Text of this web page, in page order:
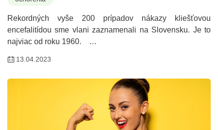
Rekordných vyše 200 prípadov nákazy kliešťovou
encefalitídou sme vlani zaznamenali na Slovensku. Je to
najviac od roku 1960. …
13.04.2023